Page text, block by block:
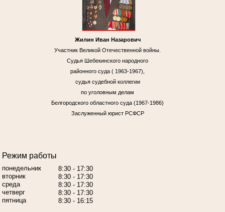
Жилин Иван Назарович
Участник Великой Отечественной войны.
Судья Шебекинского народного
районного суда ( 1963-1967),
судья судебной коллегии
по уголовным делам
Белгородского областного суда (1967-1986)
Заслуженный юрист РСФСР
Режим работы
понедельник
вторник
среда
четверг
пятница
8:30 - 17:30
8:30 - 17:30
8:30 - 17:30
8:30 - 17:30
8:30 - 16:15